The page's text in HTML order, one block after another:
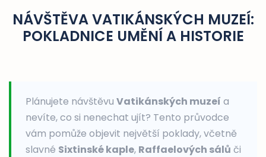
NÁVŠTĚVA VATIKÁNSKÝCH MUZEÍ:
POKLADNICE UMĚNÍ A HISTORIE
Plánujete návštěvu Vatikánských muzeí a
nevíte, co si nenechat ujít? Tento průvodce
vám pomůže objevit největší poklady, včetně
slavné Sixtinské kaple, Raffaelových sálů či